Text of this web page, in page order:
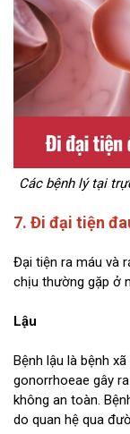
Các bệnh lý tại
7. Đi đại tiện
Đại tiện ra máu và
chịu thường gặp ở
Lậu
Bệnh lậu là bệnh
gonorrhoeae gây
không an toàn.
do quan hệ qua